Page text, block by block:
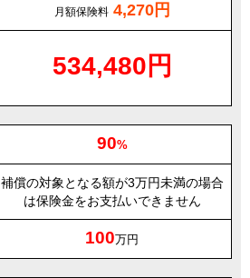
月額保険料 4,270円
534,480円
90%
補償の対象となる額が3万円未満の場合
は保険金をお支払いできません
100万円